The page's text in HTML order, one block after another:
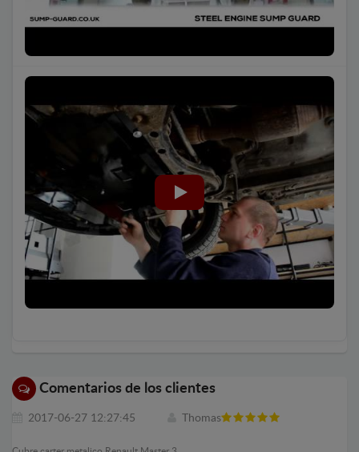
Comentarios de los clientes
2017-06-27 12:27:45 Thomas